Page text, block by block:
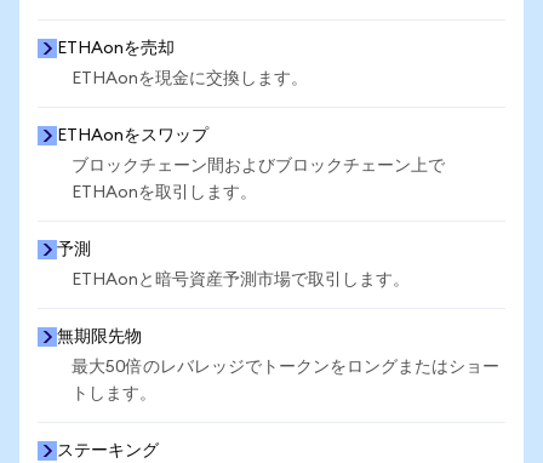
ETHAonを売却
ETHAonを現金に交換します。
ETHAonをスワップ
ブロックチェーン間およびブロックチェーン上で
ETHAonを取引します。
予測
ETHAonと暗号資産予測市場で取引します。
無期限先物
最大50倍のレバレッジでトークンをロングまたはショー
トします。
ステーキング